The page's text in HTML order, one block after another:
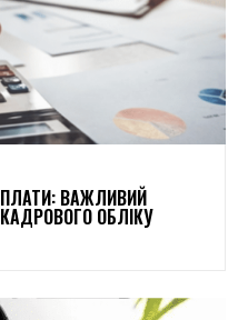
ПЛАТИ: ВАЖЛИВИЙ
ОБЛІКУ